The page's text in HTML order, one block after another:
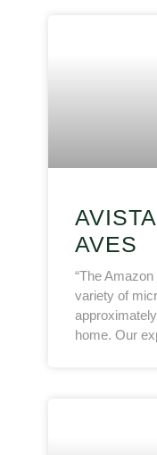
AVES
“The
variety of
home. Our